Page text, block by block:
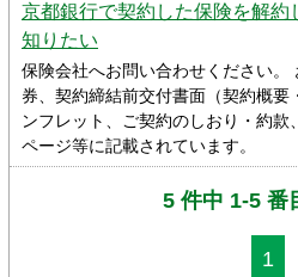
京都銀行で契約した保険を解約
知りたい
保険会社へお問い合わせください。
券、契約締結前交付書面（契約概要
ンフレット、ご契約のしおり・約款
ページ等に記載されています。
5 件中 1-5 番
1